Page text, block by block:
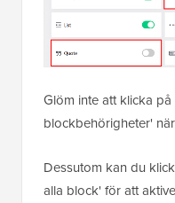
Glöm inte att klicka
blockbehörigheter'
Dessutom kan du
alla block' för att